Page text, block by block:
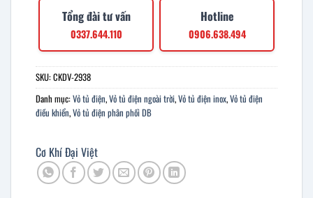
Tổng đài tư vấn
0337.644.110
Hotline
0906.638.494
SKU:CKDV-2938
Danh mục:Vỏ tủ điện,Vỏ tủ điện ngoài trời,Vỏ tủ điện inox,Vỏ tủ điện
điều khiển,Vỏ tủ điện phân phối DB
Cơ Khí Đại Việt